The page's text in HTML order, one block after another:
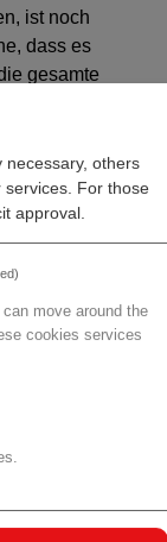
necessary, others
services. For those
approval.
move around the
cookies services
ist noch
dass es
gesamte
hat.“
ein
dann
konfrontiert
uns
Weil
oder weil
heißt
Kosten